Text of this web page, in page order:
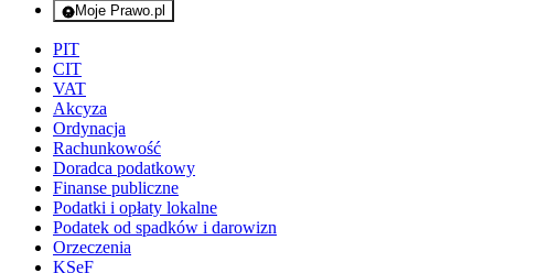
Moje Prawo.pl
- rejestracja i logowanie do serwisu
PIT
CIT
VAT
Akcyza
Ordynacja
Rachunkowość
Doradca podatkowy
Finanse publiczne
Podatki i opłaty lokalne
Podatek od spadków i darowizn
Orzeczenia
KSeF